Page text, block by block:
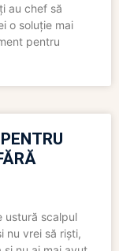
au chef să
o soluție mai
pentru
ustură scalpul
nu vrei să riști,